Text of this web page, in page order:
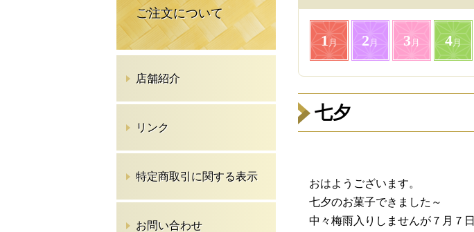
1月 2 月 3 月 4月
七夕
おはようございます。
七夕のお菓子できました～
中々梅雨入りしませんが７月７
ご注文について
店舗紹介
リンク
特定商取引に関する表示
お問い合わせ